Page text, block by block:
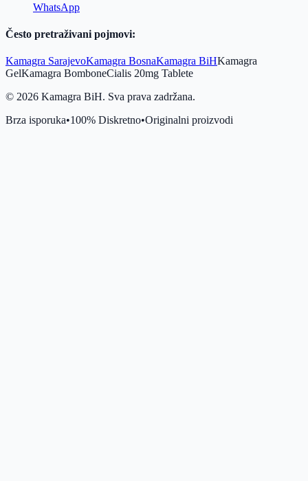
WhatsApp
Često pretraživani pojmovi:
Kamagra SarajevoKamagra BosnaKamagra BiHKamagra
GelKamagra BomboneCialis 20mg Tablete
© 2026 Kamagra BiH. Sva prava zadržana.
Brza isporuka•100% Diskretno•Originalni proizvodi